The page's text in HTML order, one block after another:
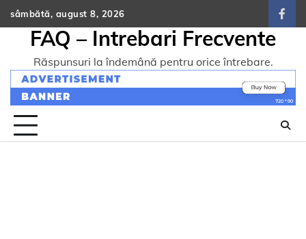
Skip
to
content
sâmbătă, august 8, 2026
FAQ – Intrebari Frecvente
Răspunsuri la îndemână pentru orice întrebare.